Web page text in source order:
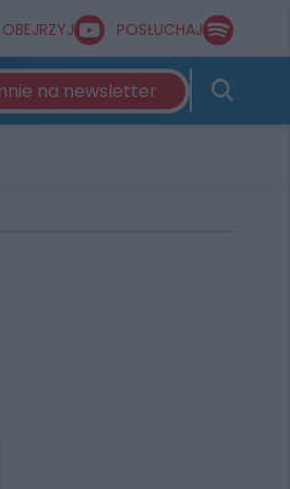
OBEJRZYJ POSŁUCHAJ
na newsletter